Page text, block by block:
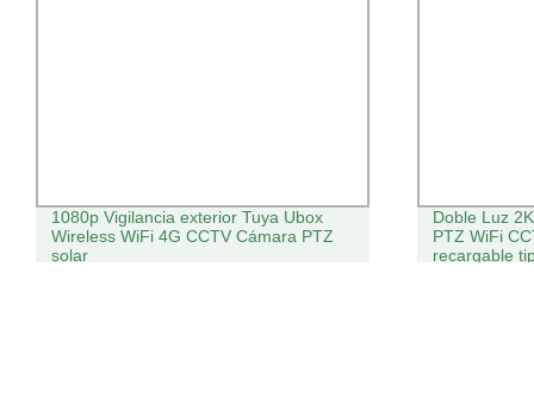
1080p Vigilancia exterior Tuya Ubox
Wireless WiFi 4G CCTV Cámara PTZ
solar
Doble Luz
PTZ WiFi
recargable